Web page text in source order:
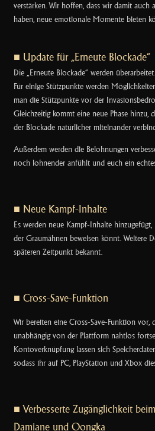
verstärken. Wir hoffen, dass wir damit auch
haben, neue emotionale Momente bieten
■ Update für „Erneute Blockade“
Die „Erneute Blockade“ werden überarbeitet.
Für einige Stützpunkte werden
man die Stützpunkte vor der
Gleichzeitig kommt eine neue Phase
der Blockade natürlicher miteinander
Außerdem werden die Belohnungen
noch lohnender anfühlt und euch ein
■ Neue Kampf-Inhalte
Es werden neue Kampf-Inhalte
der Graumähnen beweisen könnt. Weitere
späteren Zeitpunkt bekannt.
■ Cross-Save-Funktion
Wir bereiten eine Cross-Save-Funktion vor,
unabhängig von der Plattform nahtlos
Kontoverknüpfung lassen sich
sodass ihr auf PC, PlayStation und Xbox
■ Verbesserte Zugänglichkeit
Damiane und Oongka